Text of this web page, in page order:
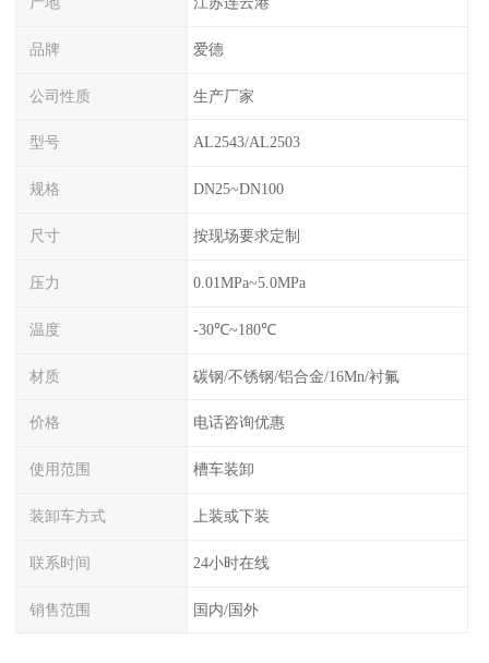
品牌 爱德
公司性质 生产厂家
型号 AL2543/AL2503
规格 DN25~DN100
尺寸 按现场要求定制
压力 0.01MPa~5.0MPa
温度 -30℃~180℃
材质 碳钢/不锈钢/铝合金/16Mn/衬氟
价格 电话咨询优惠
使用范围 槽车装卸
装卸车方式 上装或下装
联系时间 24小时在线
销售范围 国内/国外